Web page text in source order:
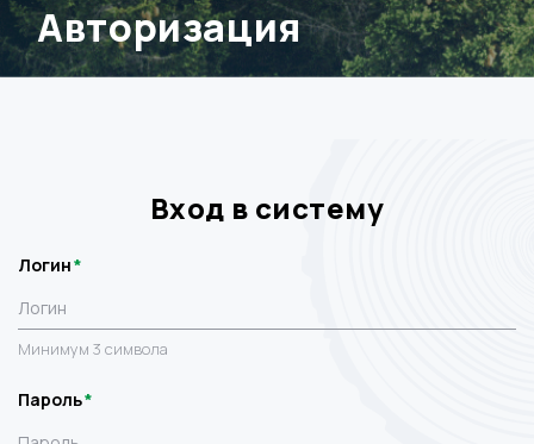
Авторизация
Вход в систему
Логин
Минимум 3 символа
Пароль